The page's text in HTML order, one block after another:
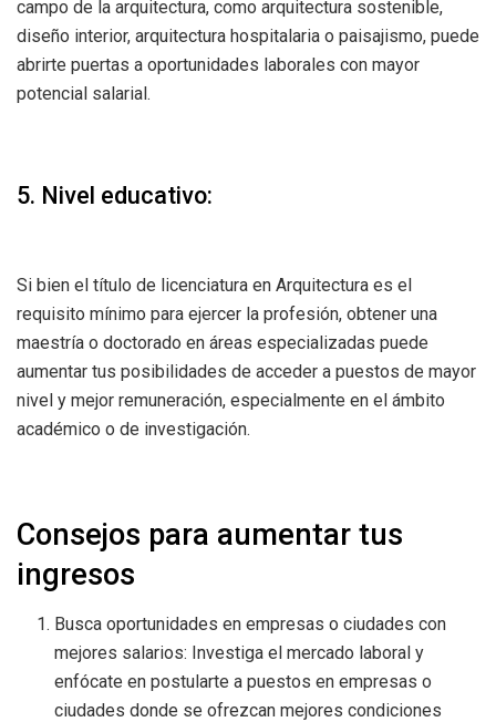
campo de la arquitectura, como arquitectura sostenible,
diseño interior, arquitectura hospitalaria o paisajismo, puede
abrirte puertas a oportunidades laborales con mayor
potencial salarial.
5. Nivel educativo:
Si bien el título de licenciatura en Arquitectura es el
requisito mínimo para ejercer la profesión, obtener una
maestría o doctorado en áreas especializadas puede
aumentar tus posibilidades de acceder a puestos de mayor
nivel y mejor remuneración, especialmente en el ámbito
académico o de investigación.
Consejos para aumentar tus
ingresos
Busca oportunidades en empresas o ciudades con
mejores salarios: Investiga el mercado laboral y
enfócate en postularte a puestos en empresas o
ciudades donde se ofrezcan mejores condiciones